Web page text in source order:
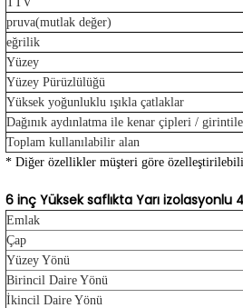
pruva(mutlak değer)
eğrilik
Yüzey
Yüzey Pürüzlülüğü
Yüksek yoğunluklu ışıkla çatlaklar
Dağınık aydınlatma ile kenar çipleri /
Toplam kullanılabilir alan
* Diğer özellikler müşteri göre
6 inç Yüksek saflıkta Yarı izolasyonlu
Emlak
Çap
Yüzey Yönü
Birincil Daire Yönü
İkincil Daire Yönü